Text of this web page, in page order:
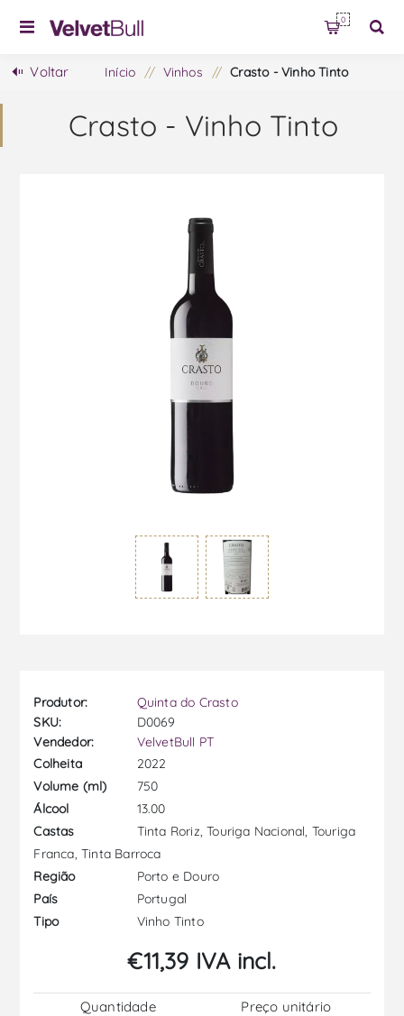
0
Voltar Início / Vinhos / Crasto - Vinho Tinto
Crasto - Vinho Tinto
Produtor:
Quinta do Crasto
SKU:
D0069
Vendedor:
VelvetBull PT
Colheita
2022
Volume (ml)
750
Álcool
13.00
Castas
Tinta Roriz, Touriga Nacional, Touriga
Franca, Tinta Barroca
Região
Porto e Douro
País
Portugal
Tipo
Vinho Tinto
€11,39 IVA incl.
Quantidade
Preço unitário